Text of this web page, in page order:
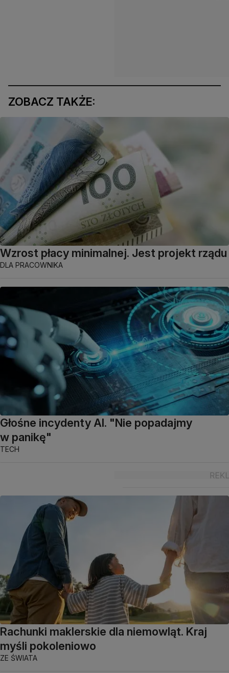
ZOBACZ TAKŻE:
Wzrost płacy minimalnej. Jest projekt rządu
DLA PRACOWNIKA
Głośne incydenty AI. "Nie popadajmy
w panikę"
TECH
Rachunki maklerskie dla niemowląt. Kraj
myśli pokoleniowo
ZE ŚWIATA